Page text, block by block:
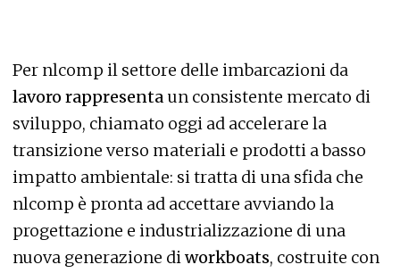
Per nlcomp il settore delle imbarcazioni da
lavoro rappresenta un consistente mercato di
sviluppo, chiamato oggi ad accelerare la
transizione verso materiali e prodotti a basso
impatto ambientale: si tratta di una sfida che
nlcomp è pronta ad accettare avviando la
progettazione e industrializzazione di una
nuova generazione diworkboats, costruite con